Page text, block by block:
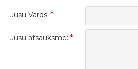
Jūsu Vārds:
Jūsu atsauksme: